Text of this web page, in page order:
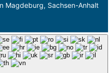
Magdeburg, Sachsen-Anhalt